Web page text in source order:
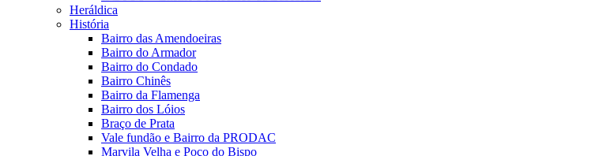
Heráldica
História
Bairro das Amendoeiras
Bairro do Armador
Bairro do Condado
Bairro Chinês
Bairro da Flamenga
Bairro dos Lóios
Braço de Prata
Vale fundão e Bairro da PRODAC
Marvila Velha e Poço do Bispo